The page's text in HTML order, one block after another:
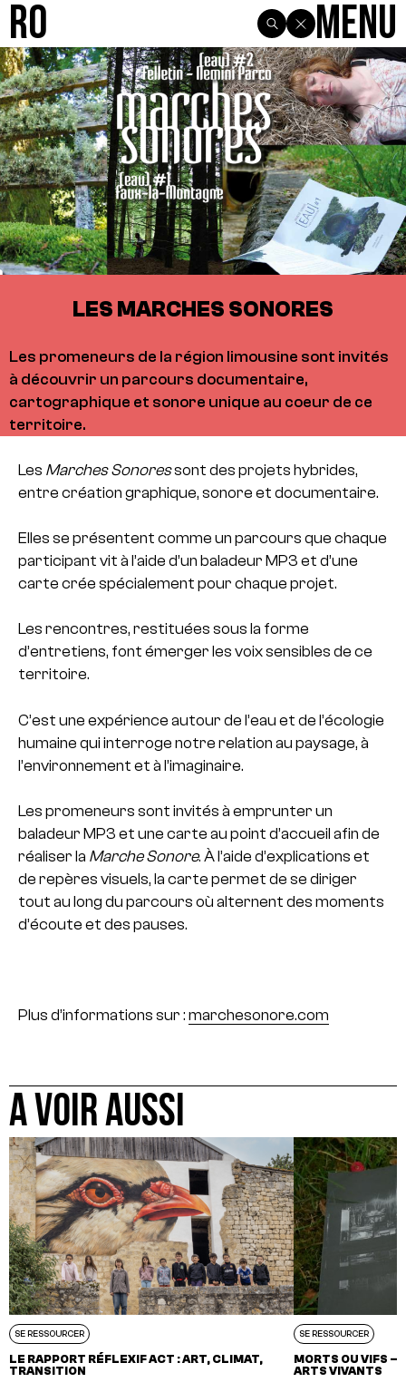
R0 Menu
LES MARCHES SONORES
Les promeneurs de la région limousine sont invités
à découvrir un parcours documentaire,
cartographique et sonore unique au coeur de ce
territoire.
Les Marches Sonoressont des projets hybrides,
entre création graphique, sonore et documentaire.
Elles se présentent comme un parcours que chaque
participant vit à l’aide d’un baladeur MP3 et d’une
carte crée spécialement pour chaque projet.
Les rencontres, restituées sous la forme
d’entretiens, font émerger les voix sensibles de ce
territoire.
C’est une expérience autour de l’eau et de l’écologie
humaine qui interroge notre relation au paysage, à
l’environnement et à l’imaginaire.
Les promeneurs sont invités à emprunter un
baladeur MP3 et une carte au point d’accueil afin de
réaliser la Marche Sonore. À l’aide d’explications et
de repères visuels, la carte permet de se diriger
tout au long du parcours où alternent des moments
d’écoute et des pauses.
Plus d’informations sur : marchesonore.com
A VOIR AUSSI
SE RESSOURCER
LE RAPPORT RÉFLEXIF ACT : ART, CLIMAT,
TRANSITION
SE RESSOURCER
MORTS OU VIFS –
ARTS VIVANTS